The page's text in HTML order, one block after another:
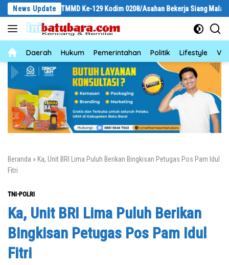
Langsung
konten
News Update
Satgas TMMD Ke-129 Kodim 0208/Asahan Bekerja Siang Malam Demi
NewsDaerah Hukum Pemerintahan Politik Lifestyle
Beranda » Ka, Unit BRI Lima Puluh Berikan Bingkisan Petugas Pos Pam Idul
Fitri
TNI-POLRI
Ka, Unit BRI Lima Puluh Berikan
Bingkisan Petugas Pos Pam Idul
Fitri